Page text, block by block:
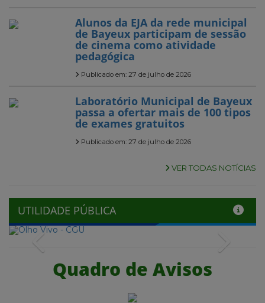
Alunos da EJA da rede municipal
de Bayeux participam de sessão
de cinema como atividade
pedagógica
Publicado em: 27 de julho de 2026
Laboratório Municipal de Bayeux
passa a ofertar mais de 100 tipos
de exames gratuitos
Publicado em: 27 de julho de 2026
VER TODAS NOTÍCIAS
UTILIDADE PÚBLICA
Previous
Quadro de Avisos